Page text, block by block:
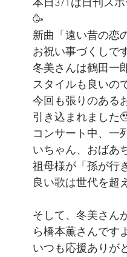
本日3/1は日刊ス
🥳
新曲「遠い昔の恋
お祝い事づくしで
冬美さんは鶴田一
スタイルも良いの
今回も張りのある
引き込まれました
コンサート中、一
いちゃん、おばあ
祖母様が「孫が行
良い歌は世代を超
そして、冬美さん
ら橋本薫さんです
いつも応援ありが